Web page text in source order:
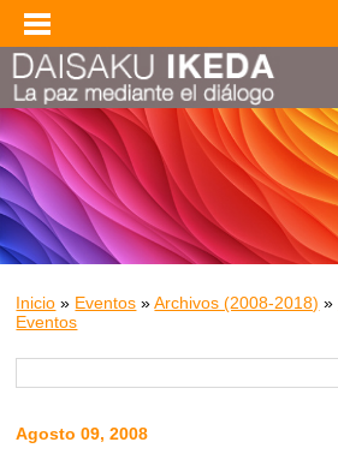
Inicio » Eventos »Archivos (2008-2018) »
Eventos
Agosto 09, 2008